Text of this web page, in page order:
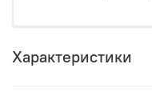
Характеристики